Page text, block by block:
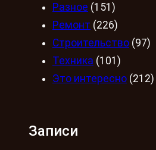
Разное (151)
Ремонт (226)
Строительство (97)
Техника (101)
Это интересно (212)
Записи